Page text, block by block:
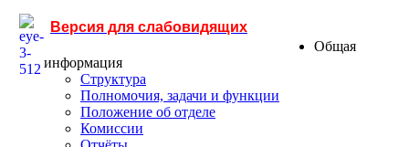
Версия для слабовидящих
Общая
информация
Структура
Полномочия, задачи и функции
Положение об отделе
Комиссии